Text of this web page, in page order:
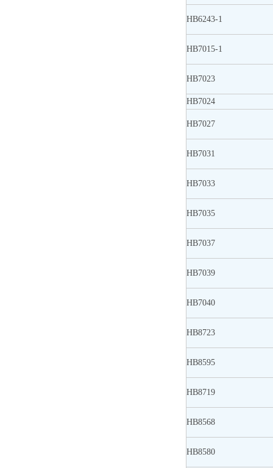
HB6243-1
HB7015-1
HB7023
HB7024
HB7027
HB7031
HB7033
HB7035
HB7037
HB7039
HB7040
HB8723
HB8595
HB8719
HB8568
HB8580